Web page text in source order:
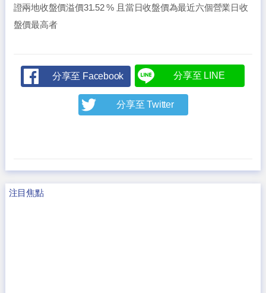
證兩地收盤價溢價31.52 % 且當日收盤價為最近六個營業日收
盤價最高者
分享至 Facebook 分享至 LINE
分享至 Twitter
注目焦點